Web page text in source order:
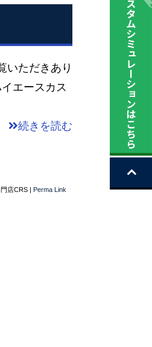
ただきあり
エースカス
続きを読む
店CRS | Perma Link